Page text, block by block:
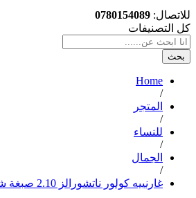
للاتصال: 0780154089
كل التصنيفات
بحث
Home
/
المتجر
/
للنساء
/
الجمال
/
غارنييه كولور ناتشورالز 2.10 صبغة شعر، أزرق أسود، 112 جرام